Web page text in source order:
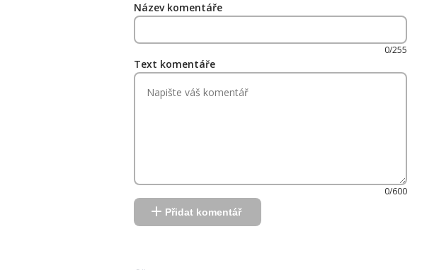
Název komentáře
0/255
Text komentáře
0/600
Přidat komentář